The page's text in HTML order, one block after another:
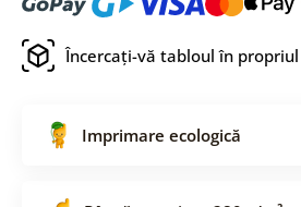
Încercați-vă tabloul în
Imprimare ecologică